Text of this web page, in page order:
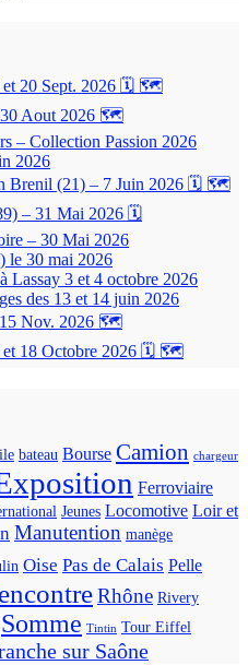
et 20 Sept. 2026 🗓 🗺
30 Aout 2026 🗺
– Collection Passion 2026
2026
Brenil (21) – 7 Juin 2026 🗓 🗺
– 31 Mai 2026 🗓
– 30 Mai 2026
le 30 mai 2026
Lassay 3 et 4 octobre 2026
des 13 et 14 juin 2026
15 Nov. 2026 🗺
et 18 Octobre 2026 🗓 🗺
bateau Bourse Camion chargeur
Ferroviaire
Jeunes Locomotive Loir et
Manutention manège
Oise Pas de Calais Pelle
Rhône Rivery
Somme Tintin Tour Eiffel
sur Saône